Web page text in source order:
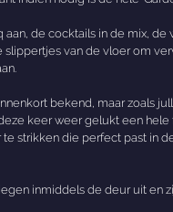
aan, de cocktails in de mix, de
slippertjes van de vloer om
bekend, maar zoals
keer weer gelukt een hele
strikken die perfect past in
inmiddels de deur uit en